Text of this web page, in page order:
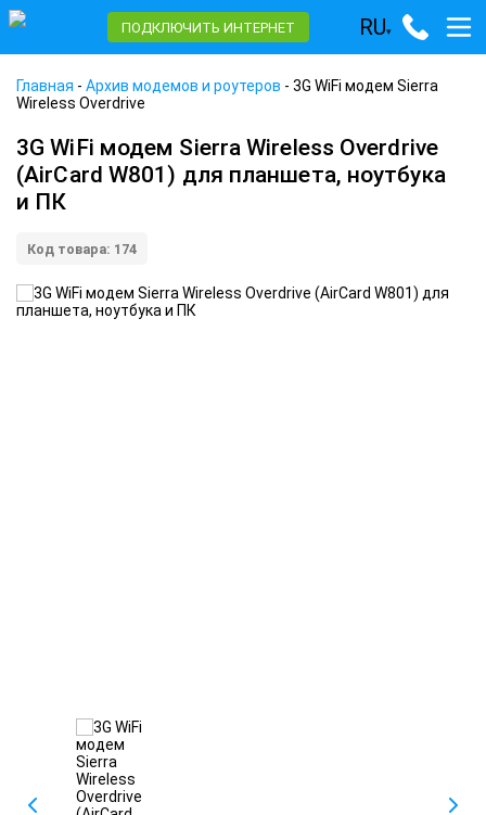
ПОДКЛЮЧИТЬ ИНТЕРНЕТ RU▾
Главная - Архив модемов и роутеров - 3G WiFi модем Sierra
Wireless Overdrive
3G WiFi модем Sierra Wireless Overdrive
(AirCard W801) для планшета, ноутбука
и ПК
Код товара: 174